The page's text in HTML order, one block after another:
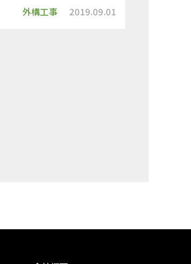
2019.09.01
外構工事